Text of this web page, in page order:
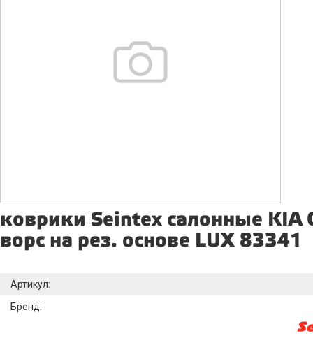
коврики Seintex салонные KIA
ворс на рез. основе LUX 83341
Артикул:
Бренд: